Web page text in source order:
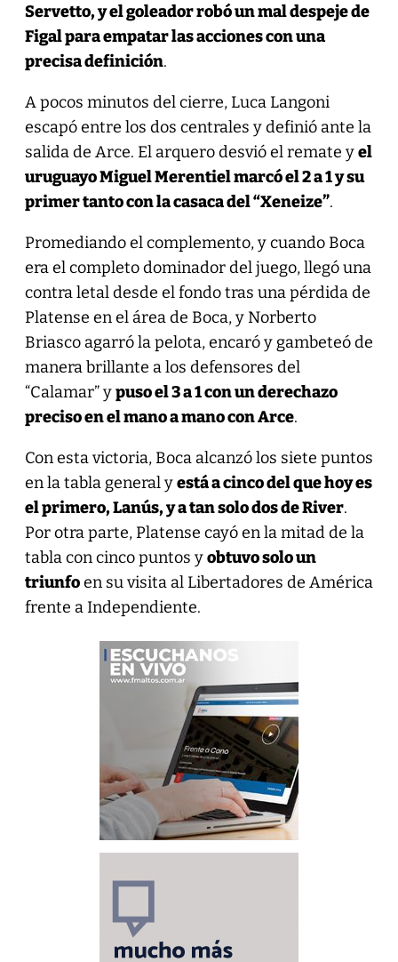
Servetto, y el goleador robó un mal despeje de
Figal para empatar las acciones con una
precisa definición.
A pocos minutos del cierre, Luca Langoni
escapó entre los dos centrales y definió ante la
salida de Arce. El arquero desvió el remate yel
uruguayo Miguel Merentiel marcó el 2 a 1 y su
primer tanto con la casaca del “Xeneize”.
Promediando el complemento, y cuando Boca
era el completo dominador del juego, llegó una
contra letal desde el fondo tras una pérdida de
Platense en el área de Boca, y Norberto
Briasco agarró la pelota, encaró y gambeteó de
manera brillante a los defensores del
“Calamar” ypuso el 3 a 1 con un derechazo
preciso en el mano a mano con Arce.
Con esta victoria, Boca alcanzó los siete puntos
en la tabla general yestá a cinco del que hoy es
el primero, Lanús, y a tan solo dos de River.
Por otra parte, Platense cayó en la mitad de la
tabla con cinco puntos yobtuvo solo un
triunfoen su visita al Libertadores de América
frente a Independiente.